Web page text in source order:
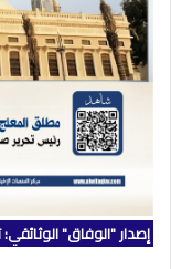
إصدار "الوفاق" الوثائقي: